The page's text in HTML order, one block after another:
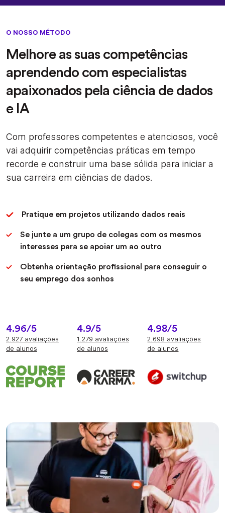
O NOSSO MÉTODO
Melhore as suas competências
aprendendo com especialistas
apaixonados pela ciência de dados
e IA
Com professores competentes e atenciosos, você
vai adquirir competências práticas em tempo
recorde e construir uma base sólida para iniciar a
sua carreira em ciências de dados.
Pratique em projetos utilizando dados reais
Se junte a um grupo de colegas com os mesmos
interesses para se apoiar um ao outro
Obtenha orientação profissional para conseguir o
seu emprego dos sonhos
4.96/5
2.927 avaliações
de alunos
4.9/5
1.279 avaliações
de alunos
4.98/5
2.698 avaliações
de alunos